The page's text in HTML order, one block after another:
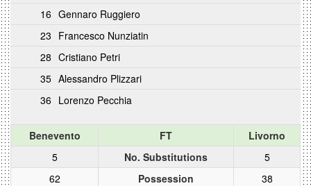
16 Gennaro Ruggiero
23 Francesco Nunziatin
28 Cristiano Petri
35 Alessandro Plizzari
36 Lorenzo Pecchia
Benevento FT
Livorno
5
No. Substitutions
5
62
Possession
38